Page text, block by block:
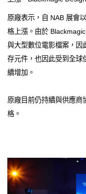
原廠表示，自 NAB 展會
格上漲。由於
與大型數位電影檔案，因
存元件，也因此受到全球
續增加。
原廠目前仍持續與供應商
格。